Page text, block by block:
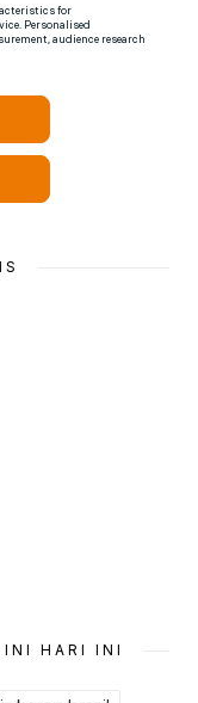
INI HARI INI